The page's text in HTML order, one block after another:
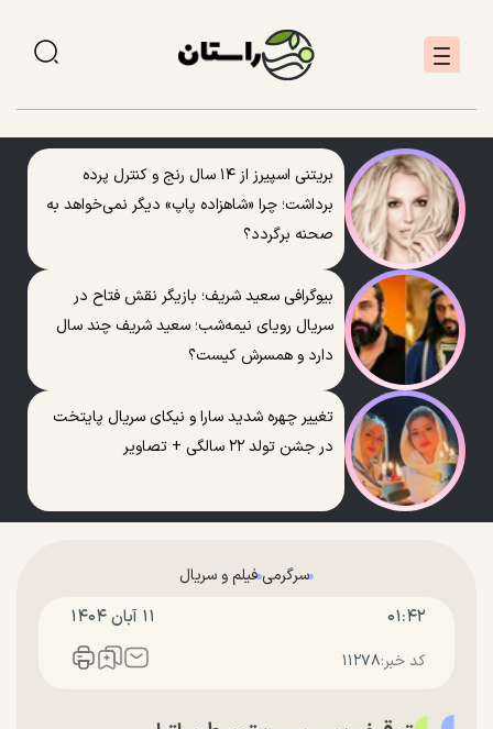
بریتنی اسپیرز از ۱۴ سال رنج و کنترل پرده
برداشت؛ چرا «شاهزاده پاپ» دیگر نمی‌خواهد به
صحنه برگردد؟
بیوگرافی سعید شریف؛ بازیگر نقش فتاح در
سریال رویای نیمه‌شب؛ سعید شریف چند سال
دارد و همسرش کیست؟
تغییر چهره شدید سارا و نیکای سریال پایتخت
در جشن تولد ۲۲ سالگی + تصاویر
سرگرمی فیلم و سریال
۰۱:۴۲ ۱۱ آبان ۱۴۰۴
کد خبر:۱۱۲۷۸